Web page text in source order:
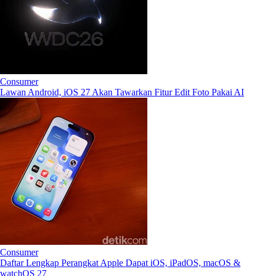
Consumer
Lawan Android, iOS 27 Akan Tawarkan Fitur Edit Foto Pakai AI
Consumer
Daftar Lengkap Perangkat Apple Dapat iOS, iPadOS, macOS &
watchOS 27